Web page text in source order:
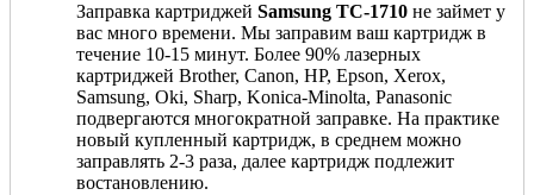
Заправка картриджей Samsung TC-1710 не займет у
вас много времени. Мы заправим ваш картридж в
течение 10-15 минут. Более 90% лазерных
картриджей Brother, Canon, HP, Epson, Xerox,
Samsung, Oki, Sharp, Konica-Minolta, Panasonic
подвергаются многократной заправке. На практике
новый купленный картридж, в среднем можно
заправлять 2-3 раза, далее картридж подлежит
востановлению.